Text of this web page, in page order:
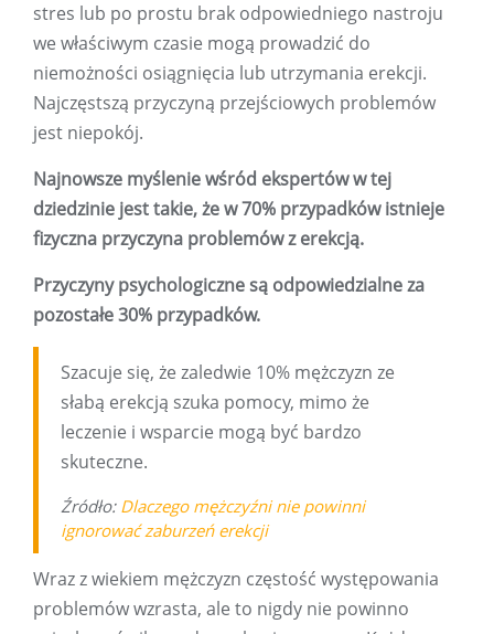
stres lub po prostu brak odpowiedniego nastroju
we właściwym czasie mogą prowadzić do
niemożności osiągnięcia lub utrzymania erekcji.
Najczęstszą przyczyną przejściowych problemów
jest niepokój.
Najnowsze myślenie wśród ekspertów w tej
dziedzinie jest takie, że w 70% przypadków istnieje
fizyczna przyczyna problemów z erekcją.
Przyczyny psychologiczne są odpowiedzialne za
pozostałe 30% przypadków.
Szacuje się, że zaledwie 10% mężczyzn ze
słabą erekcją szuka pomocy, mimo że
leczenie i wsparcie mogą być bardzo
skuteczne.
Źródło: Dlaczego mężczyźni nie powinni
ignorować zaburzeń erekcji
Wraz z wiekiem mężczyzn częstość występowania
problemów wzrasta, ale to nigdy nie powinno